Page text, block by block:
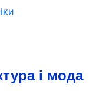
і мода